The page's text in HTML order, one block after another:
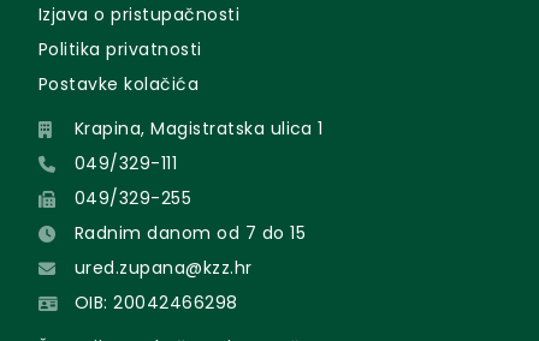
Izjava o pristupačnosti
Politika privatnosti
Postavke kolačića
Krapina, Magistratska ulica 1
049/329-111
049/329-255
Radnim danom od 7 do 15
ured.zupana@kzz.hr
OIB: 20042466298